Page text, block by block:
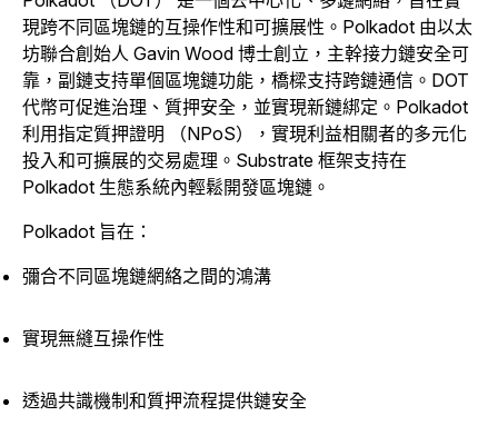
現跨不同區塊鏈的互操作性和可擴展性。Polkadot 由以太
坊聯合創始人 Gavin Wood 博士創立，主幹接力鏈安全可
靠，副鏈支持單個區塊鏈功能，橋樑支持跨鏈通信。DOT
代幣可促進治理、質押安全，並實現新鏈綁定。Polkadot
利用指定質押證明 （NPoS），實現利益相關者的多元化
投入和可擴展的交易處理。Substrate 框架支持在
Polkadot 生態系統內輕鬆開發區塊鏈。
Polkadot 旨在：
彌合不同區塊鏈網絡之間的鴻溝
實現無縫互操作性
透過共識機制和質押流程提供鏈安全